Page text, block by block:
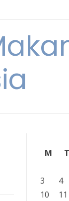
M
T
3
4
10
11